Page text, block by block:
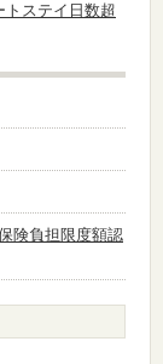
トステイ日数超
険負担限度額認